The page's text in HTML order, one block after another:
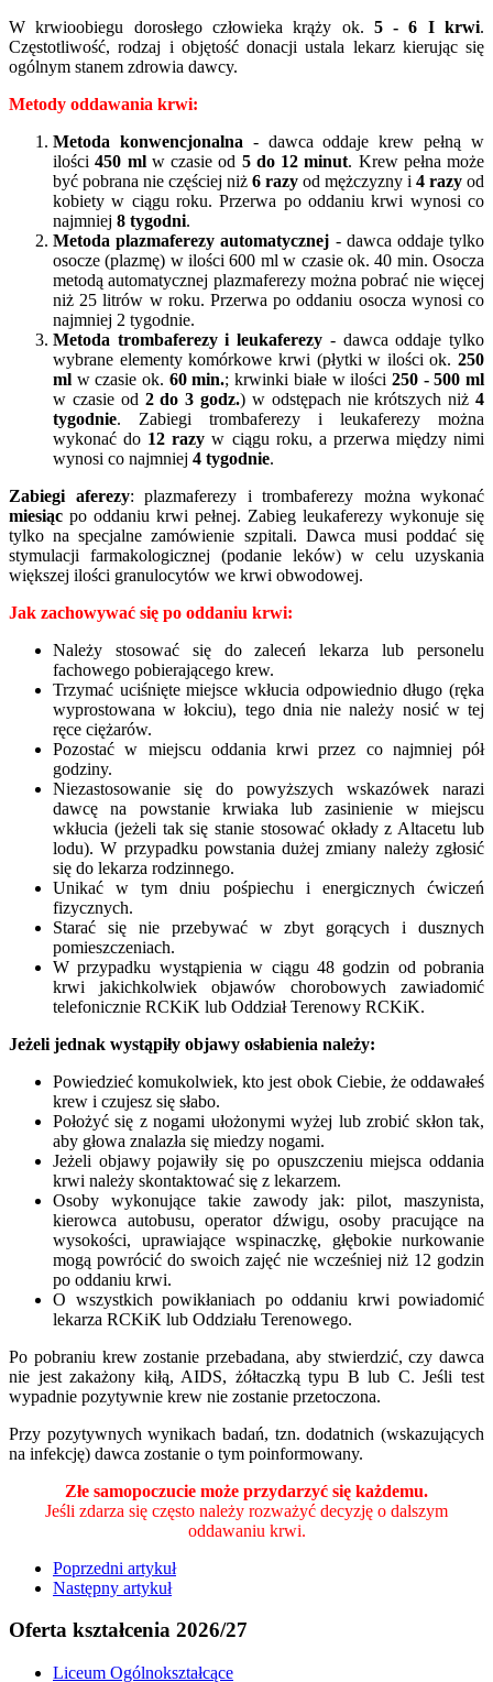
W krwioobiegu dorosłego człowieka krąży ok. 5 - 6 I krwi.
Częstotliwość, rodzaj i objętość donacji ustala lekarz kierując się
ogólnym stanem zdrowia dawcy.
Metody oddawania krwi:
Metoda konwencjonalna - dawca oddaje krew pełną w
ilości450 mlw czasie od 5 do 12 minut. Krew pełna może
być pobrana nie częściej niż 6 razy od mężczyzny i 4 razy od
kobiety w ciągu roku. Przerwa po oddaniu krwi wynosi co
najmniej 8 tygodni.
Metoda plazmaferezy automatycznej - dawca oddaje tylko
osocze (plazmę) w ilości 600 ml w czasie ok. 40 min. Osocza
metodą automatycznej plazmaferezy można pobrać nie więcej
niż 25 litrów w roku. Przerwa po oddaniu osocza wynosi co
najmniej 2 tygodnie.
Metoda trombaferezy i leukaferezy - dawca oddaje tylko
wybrane elementy komórkowe krwi (płytki w ilości ok. 250
ml w czasie ok. 60 min.; krwinki białe w ilości 250 - 500 ml
w czasie od 2 do 3 godz.) w odstępach nie krótszych niż 4
tygodnie. Zabiegi trombaferezy i leukaferezy można
wykonać do 12 razy w ciągu roku, a przerwa między nimi
wynosi co najmniej 4 tygodnie.
Zabiegi aferezy: plazmaferezy i trombaferezy można wykonać
miesiąc po oddaniu krwi pełnej. Zabieg leukaferezy wykonuje się
tylko na specjalne zamówienie szpitali. Dawca musi poddać się
stymulacji farmakologicznej (podanie leków) w celu uzyskania
większej ilości granulocytów we krwi obwodowej.
Jak zachowywać się po oddaniu krwi:
Należy stosować się do zaleceń lekarza lub personelu
fachowego pobierającego krew.
Trzymać uciśnięte miejsce wkłucia odpowiednio długo (ręka
wyprostowana w łokciu), tego dnia nie należy nosić w tej
ręce ciężarów.
Pozostać w miejscu oddania krwi przez co najmniej pół
godziny.
Niezastosowanie się do powyższych wskazówek narazi
dawcę na powstanie krwiaka lub zasinienie w miejscu
wkłucia (jeżeli tak się stanie stosować okłady z Altacetu lub
lodu). W przypadku powstania dużej zmiany należy zgłosić
się do lekarza rodzinnego.
Unikać w tym dniu pośpiechu i energicznych ćwiczeń
fizycznych.
Starać się nie przebywać w zbyt gorących i dusznych
pomieszczeniach.
W przypadku wystąpienia w ciągu 48 godzin od pobrania
krwi jakichkolwiek objawów chorobowych zawiadomić
telefonicznie RCKiK lub Oddział Terenowy RCKiK.
Jeżeli jednak wystąpiły objawy osłabienia należy:
Powiedzieć komukolwiek, kto jest obok Ciebie, że oddawałeś
krew i czujesz się słabo.
Położyć się z nogami ułożonymi wyżej lub zrobić skłon tak,
aby głowa znalazła się miedzy nogami.
Jeżeli objawy pojawiły się po opuszczeniu miejsca oddania
krwi należy skontaktować się z lekarzem.
Osoby wykonujące takie zawody jak: pilot, maszynista,
kierowca autobusu, operator dźwigu, osoby pracujące na
wysokości, uprawiające wspinaczkę, głębokie nurkowanie
mogą powrócić do swoich zajęć nie wcześniej niż 12 godzin
po oddaniu krwi.
O wszystkich powikłaniach po oddaniu krwi powiadomić
lekarza RCKiK lub Oddziału Terenowego.
Po pobraniu krew zostanie przebadana, aby stwierdzić, czy dawca
nie jest zakażony kiłą, AIDS, żółtaczką typu B lub C. Jeśli test
wypadnie pozytywnie krew nie zostanie przetoczona.
Przy pozytywnych wynikach badań, tzn. dodatnich (wskazujących
na infekcję) dawca zostanie o tym poinformowany.
Złe samopoczucie może przydarzyć się każdemu.
Jeśli zdarza się często należy rozważyć decyzję o dalszym
oddawaniu krwi.
Poprzedni artykuł
Następny artykuł
Oferta kształcenia 2026/27
Liceum Ogólnokształcące